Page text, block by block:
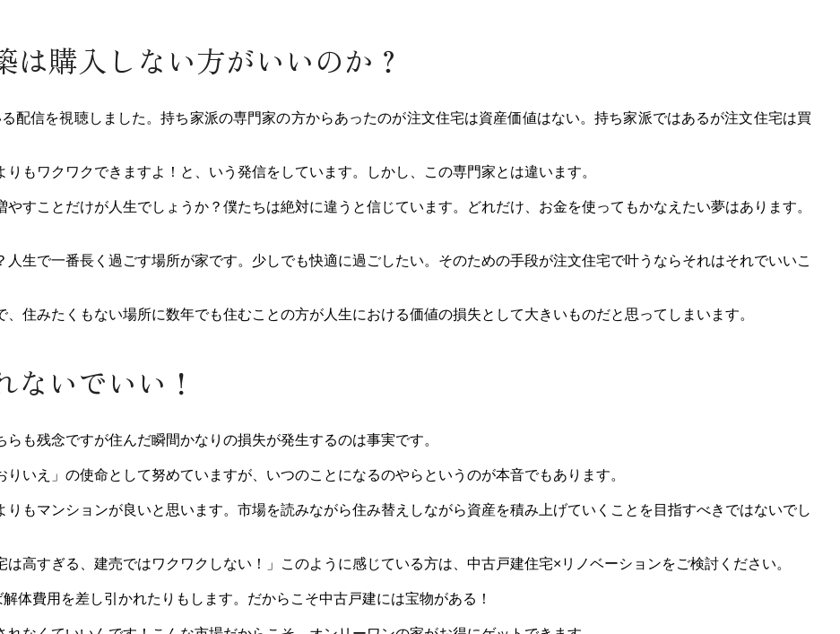
購入しない方がいいのか？
配信を視聴しました。持ち家派の専門家の方からあったのが注文住宅は資産価値はない。持ち家派ではあるが注文住宅は買
もワクワクできますよ！と、いう発信をしています。しかし、この専門家とは違います。
すことだけが人生でしょうか？僕たちは絶対に違うと信じています。どれだけ、お金を使ってもかなえたい夢はあります。
生で一番長く過ごす場所が家です。少しでも快適に過ごしたい。そのための手段が注文住宅で叶うならそれはそれでいいこ
住みたくもない場所に数年でも住むことの方が人生における価値の損失として大きいものだと思ってしまいます。
いでいい！
も残念ですが住んだ瞬間かなりの損失が発生するのは事実です。
いえ」の使命として努めていますが、いつのことになるのやらというのが本音でもあります。
もマンションが良いと思います。市場を読みながら住み替えしながら資産を積み上げていくことを目指すべきではないでし
高すぎる、建売ではワクワクしない！」このように感じている方は、中古戸建住宅×リノベーションをご検討ください。
体費用を差し引かれたりもします。だからこそ中古戸建には宝物がある！